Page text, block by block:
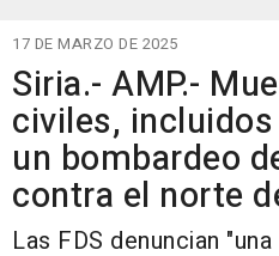
17 DE MARZO DE 2025
Siria.- AMP.-
civiles,
un bombardeo
contra el norte
Las FDS denuncian